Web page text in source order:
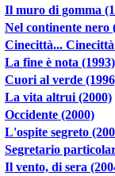
Il muro di gomma
Nel continente nero
Cinecittà...
La fine è nota (1993)
Cuori al verde
La vita altrui (2000)
Occidente (2000)
L'ospite segreto
Segretario
Il vento, di sera